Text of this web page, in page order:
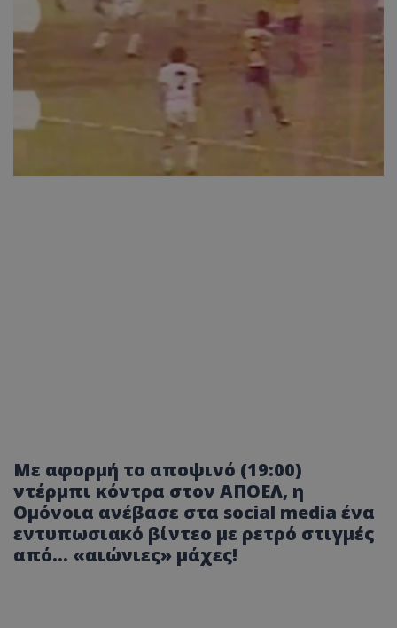
Με αφορμή το αποψινό (19:00)
ντέρμπι κόντρα στον ΑΠΟΕΛ, η
Ομόνοια ανέβασε στα social media ένα
εντυπωσιακό βίντεο με ρετρό στιγμές
από... «αιώνιες» μάχες!